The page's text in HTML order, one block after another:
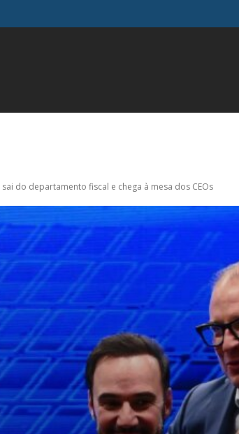
do departamento fiscal e chega à mesa dos CEOs